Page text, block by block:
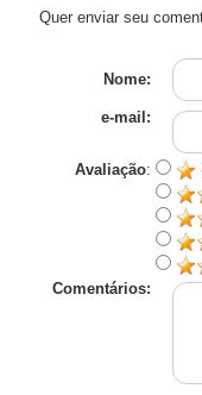
Quer enviar seu
Nome:
e-mail:
Avaliação:
Comentários: